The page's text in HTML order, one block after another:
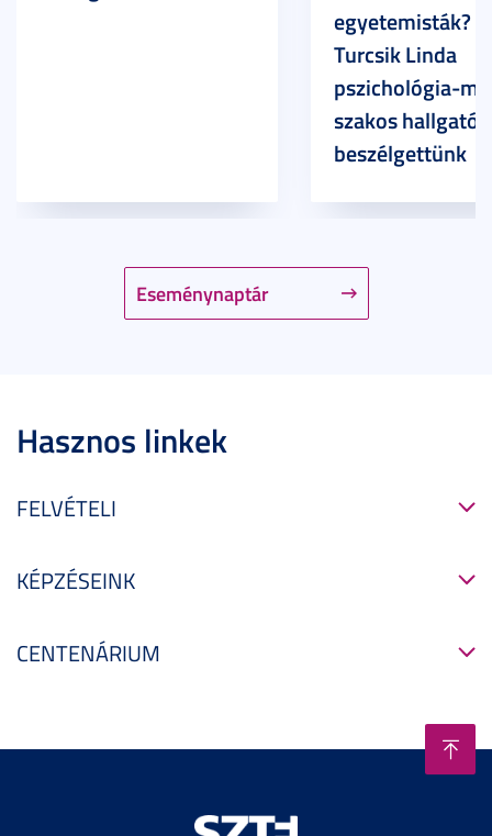
Eseménynaptár
egyetemisták? –
Turcsik Linda
pszichológia-
szakos
beszélgettünk
Hasznos linkek
FELVÉTELI
KÉPZÉSEINK
CENTENÁRIUM